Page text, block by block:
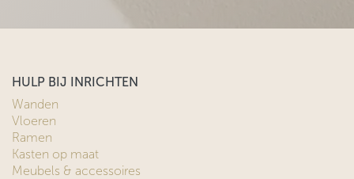
HULP BIJ INRICHTEN
Wanden
Vloeren
Ramen
Kasten op maat
Meubels & accessoires